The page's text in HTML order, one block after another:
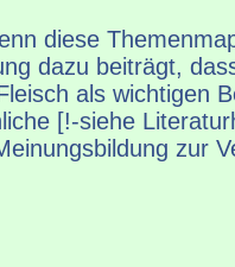
diese
dazu beiträgt,
als wichtigen
[!-siehe
zur